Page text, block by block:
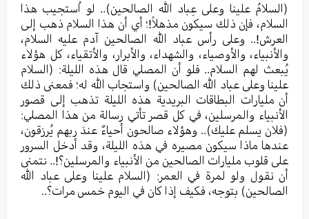
(السلامُ علينا وعلى عِباد الله الصالحين).. لو اُستجيب هذا
السلام، فإن ذلك سيكون مذهلاً!؛ أي أن هذا السلام ذهب إلى
العرش!.. وعلى رأس عباد الله الصالحين آدم عليه السلام،
والأنبياء، والأوصياء، والشهداء، والأبرار، والأتقياء، كل هؤلاء
يُبعث لهم السلام.. فلو أن المصلي قال هذه الليلة: (السلام
علينا وعلى عباد الله الصالحين) واستجاب الله له؛ فمعنى ذلك
أن مليارات البطاقات البريدية هذه الليلة تذهب إلى قصور
الأنبياء والمرسلين، في كل قصر تأتي رسالة من هذا المصلي:
(فلان يسلم عليك).. وهؤلاء صالحون أحياءٌ عندَ ربهم يُرزقون،
عندها ماذا سيكون مصيره في هذه الليلة، وقد أدخل السرور
على قلوب مليارات الصالحين من الأنبياء والمرسلين؟!.. نتمنى
أن نقول ولو لمرة في العمر: (السلام علينا وعلى عباد الله
الصالحين) بتوجه، فكيف إذا كان في اليوم خمس مرات؟..